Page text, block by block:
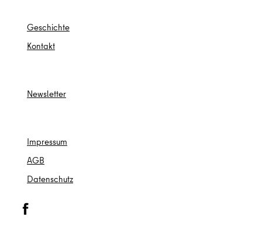
Geschichte
Kontakt
Newsletter
Impressum
AGB
Datenschutz